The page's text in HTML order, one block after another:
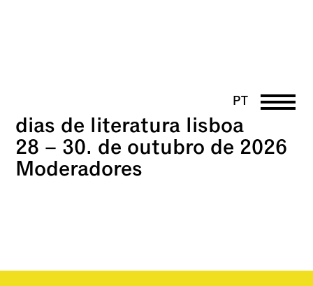
DE
EN
PT
UK
dias de literatura lisboa
28 – 30. de outubro de 2026
Moderadores